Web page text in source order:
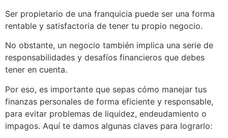
Ser propietario de una franquicia puede ser una forma
rentable y satisfactoria de tener tu propio negocio.
No obstante, un negocio también implica una serie de
responsabilidades y desafíos financieros que debes
tener en cuenta.
Por eso, es importante que sepas cómo manejar tus
finanzas personales de forma eficiente y responsable,
para evitar problemas de liquidez, endeudamiento o
impagos. Aquí te damos algunas claves para lograrlo: